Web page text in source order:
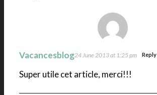
Vacancesblog24 June 2013 at 1:25 pm Reply
Super utile cet article, merci!!!